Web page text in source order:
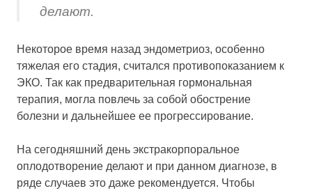
делают.
Некоторое время назад эндометриоз, особенно
тяжелая его стадия, считался противопоказанием к
ЭКО. Так как предварительная гормональная
терапия, могла повлечь за собой обострение
болезни и дальнейшее ее прогрессирование.
На сегодняшний день экстракорпоральное
оплодотворение делают и при данном диагнозе, в
ряде случаев это даже рекомендуется. Чтобы